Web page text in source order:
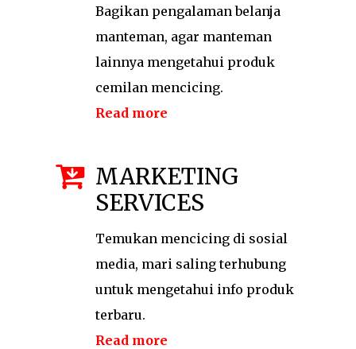
Bagikan pengalaman belanja
manteman, agar manteman
lainnya mengetahui produk
cemilan mencicing.
Read more
MARKETING
SERVICES
Temukan mencicing di sosial
media, mari saling terhubung
untuk mengetahui info produk
terbaru.
Read more